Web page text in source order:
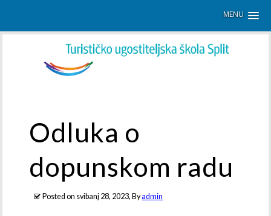
MENU
Odluka o
dopunskom radu
Posted on svibanj 28, 2023, Byadmin